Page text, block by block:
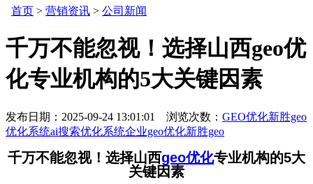
首页 > 营销资讯 > 公司新闻
千万不能忽视！选择山西geo优
化专业机构的5大关键因素
发布日期：2025-09-24 13:01:01 浏览次数： GEO优化新胜geo
优化系统ai搜索优化系统企业geo优化新胜geo
千万不能忽视！选择山西geo优化专业机构的5大
关键因素